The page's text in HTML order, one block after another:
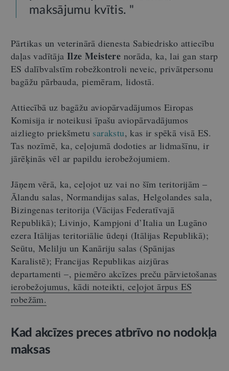
maksājumu kvītis. "
Pārtikas un veterinārā dienesta Sabiedrisko attiecību
daļas vadītājaIlze Meistere norāda, ka, lai gan starp
ES dalībvalstīm robežkontroli neveic, privātpersonu
bagāžu pārbauda, piemēram, lidostā.
Attiecībā uz bagāžu aviopārvadājumos Eiropas
Komisija ir noteikusi īpašu aviopārvadājumos
aizliegto priekšmetu sarakstu, kas ir spēkā visā ES.
Tas nozīmē, ka, ceļojumā dodoties ar lidmašīnu, ir
jārēķinās vēl ar papildu ierobežojumiem.
Jāņem vērā, ka, ceļojot uz vai no šīm teritorijām –
Ālandu salas, Normandijas salas, Helgolandes sala,
Bizingenas teritorija (Vācijas Federatīvajā
Republikā); Livinjo, Kampjoni d’Italia un Lugāno
ezera Itālijas teritoriālie ūdeņi (Itālijas Republikā);
Seūtu, Melilju un Kanāriju salas (Spānijas
Karalistē); Francijas Republikas aizjūras
departamenti –,piemēro akcīzes preču pārvietošanas
ierobežojumus, kādi noteikti, ceļojot ārpus ES
robežām.
Kad akcīzes preces atbrīvo no nodokļa
maksas